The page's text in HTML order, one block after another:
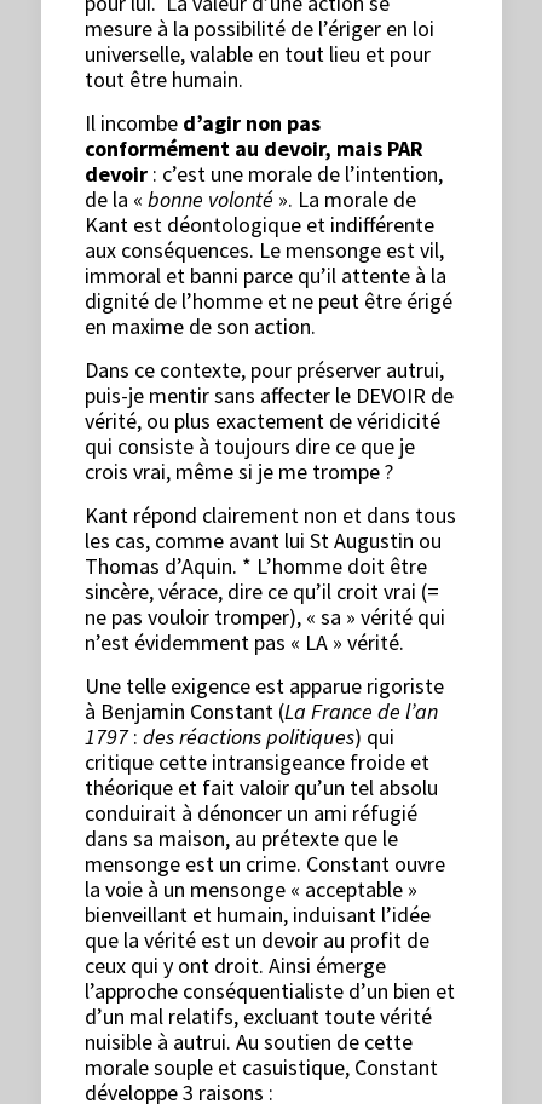
mesure à la possibilité de l’ériger en loi
universelle, valable en tout lieu et pour
tout être humain.
Il incombe d’agir non pas
conformément au devoir, mais PAR
devoir : c’est une morale de l’intention,
de la «bonne volonté ». La morale de
Kant est déontologique et indifférente
aux conséquences. Le mensonge est vil,
immoral et banni parce qu’il attente à la
dignité de l’homme et ne peut être érigé
en maxime de son action.
Dans ce contexte, pour préserver autrui,
puis-je mentir sans affecter le DEVOIR de
vérité, ou plus exactement de véridicité
qui consiste à toujours dire ce que je
crois vrai, même si je me trompe ?
Kant répond clairement non et dans tous
les cas, comme avant lui St Augustin ou
Thomas d’Aquin. * L’homme doit être
sincère, vérace, dire ce qu’il croit vrai (=
ne pas vouloir tromper), « sa » vérité qui
n’est évidemment pas « LA » vérité.
Une telle exigence est apparue rigoriste
à Benjamin Constant (La France de l’an
1797:des réactions politiques) qui
critique cette intransigeance froide et
théorique et fait valoir qu’un tel absolu
conduirait à dénoncer un ami réfugié
dans sa maison, au prétexte que le
mensonge est un crime. Constant ouvre
la voie à un mensonge « acceptable »
bienveillant et humain, induisant l’idée
que la vérité est un devoir au profit de
ceux qui y ont droit. Ainsi émerge
l’approche conséquentialiste d’un bien et
d’un mal relatifs, excluant toute vérité
nuisible à autrui. Au soutien de cette
morale souple et casuistique, Constant
développe 3 raisons :